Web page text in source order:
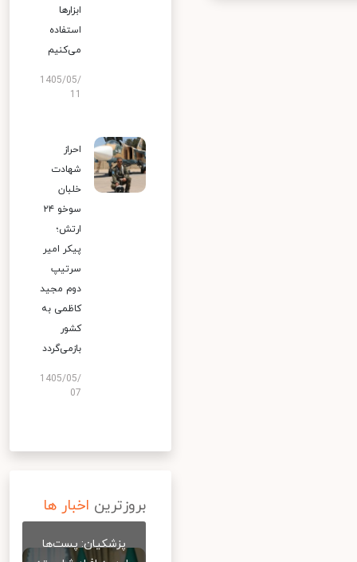
ابزارها
استفاده
می‌کنیم
1405/05/
احراز
شهادت
خلبان
سوخو ۲۴
ارتش؛
پیکر امیر
سرتیپ
دوم مجید
کاظمی به
کشور
بازمی‌گردد
1405/05/
07
بروزترین اخبار ها
پزشکیان: پست‌ها